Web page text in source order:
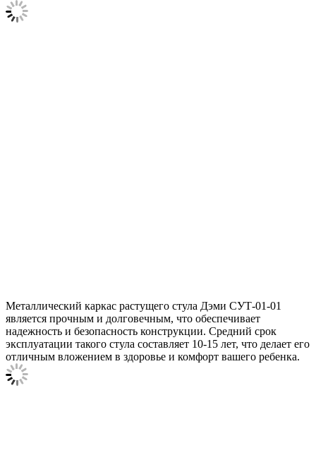
Металлический каркас растущего стула Дэми СУТ-01-01
является прочным и долговечным, что обеспечивает
надежность и безопасность конструкции. Средний срок
эксплуатации такого стула составляет 10-15 лет, что делает его
отличным вложением в здоровье и комфорт вашего ребенка.